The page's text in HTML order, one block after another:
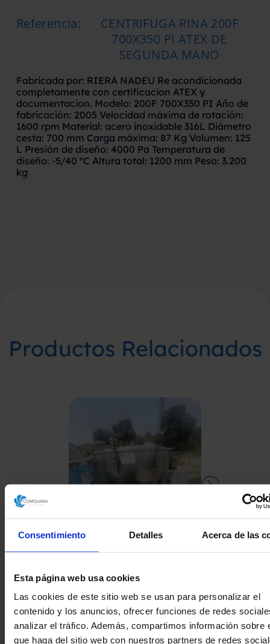
Consentimiento Detalles Acerca de las
Esta página web usa cookies
Las cookies de este sitio web se usan para personalizar el
contenido y los anuncios, ofrecer funciones de redes
analizar el tráfico. Además, compartimos información sobre
que haga del sitio web con nuestros partners de redes
Referencia:
CENTRIFUGA RINA 200F
700X350 PI ATEX DE
SEGUNDA MANO
Fabricada por: RIERA NADEU Re acondicionada
completamente con certificacion ATEX y
documentacion. Modelo: 200F 700X350 PI Año de
fabricación: 2005 Velocidad máxima de rotación:
1600 rpm Material: acero inoxidable 316L Diámetro
cesta: 700 mm Carga máxima: 87 Kg Volumen: 125
L Presión de diseño: 4000 Pa Temperatura de
diseño: -5/40 ºC Altura total: 1200 mm Peso: 3.200
kg
Productos Relacionados
CENTRIFUGA RIERA
NADEU 200F-1000 ACERO
INOXIDABLE 316 250 Kg
CENTRIFUGA